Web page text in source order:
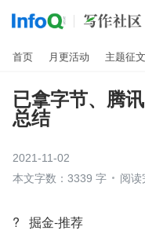
首页 月更活动 主题征文
已拿字节、腾
总结
2021-11-02
本文字数：3339 字
阅读
?   掘金-推荐